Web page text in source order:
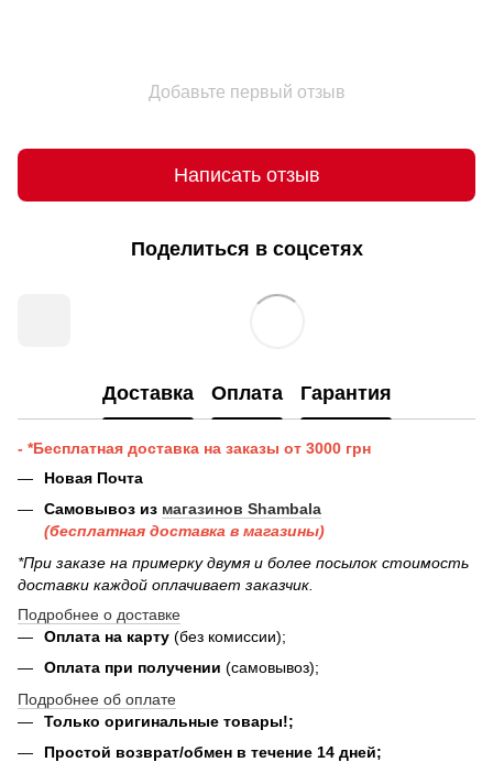
Добавьте первый отзыв
Написать отзыв
Поделиться в соцсетях
Доставка Оплата Гарантия
- *Бесплатная доставка на заказы от 3000 грн
Новая Почта
Самовывоз из магазинов Shambala
(бесплатная доставка в магазины)
*При заказе на примерку двумя и более посылок стоимость
доставки каждой оплачивает заказчик.
Подробнее о доставке
Оплата на карту (без комиссии);
Оплата при получении (самовывоз);
Подробнее об оплате
Только оригинальные товары!;
Простой возврат/обмен в течение 14 дней;